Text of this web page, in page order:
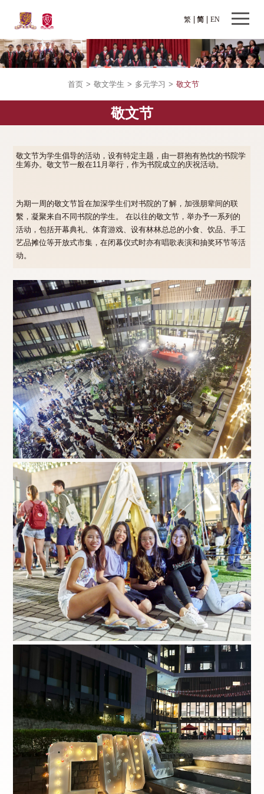
繁 EN
简
首页 > 敬文学生 > 多元学习 > 敬文节
敬文节
敬文节为学生倡导的活动，设有特定主题，由一群抱有热忱的书院学
生筹办。敬文节一般在11月举行，作为书院成立的庆祝活动。
为期一周的敬文节旨在加深学生们对书院的了解，加强朋辈间的联
繫，凝聚来自不同书院的学生。 在以往的敬文节，举办予一系列的
活动，包括开幕典礼、体育游戏、设有林林总总的小食、饮品、手工
艺品摊位等开放式市集，在闭幕仪式时亦有唱歌表演和抽奖环节等活
动。